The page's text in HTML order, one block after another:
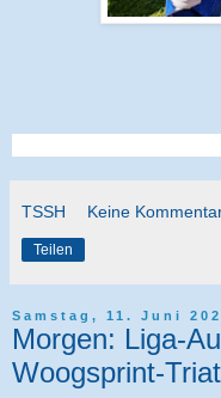
TSSH Keine
Teilen
Samstag, 11. Juni
Morgen: Liga-
Woogsprint-